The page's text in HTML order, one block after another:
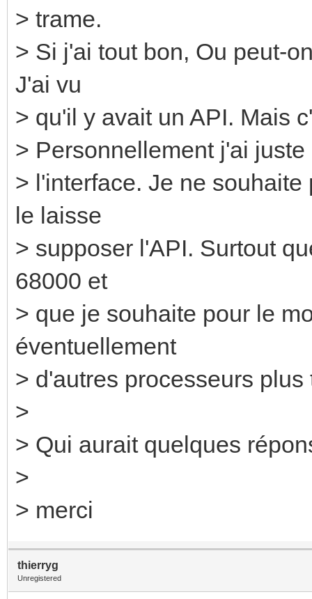
> trame.
> Si j'ai tout bon, Ou peut-
J'ai vu
> qu'il y avait un API. Mais
> Personnellement j'ai
> l'interface. Je ne
le laisse
> supposer l'API. Surtout
68000 et
> que je souhaite pour le
éventuellement
> d'autres processeurs plus
>
> Qui aurait quelques
>
> merci
thierryg
Unregistered